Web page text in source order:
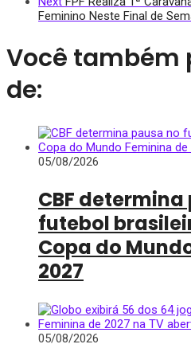
Feminino Neste Final de
Você também
de:
05/08/2026
CBF
futebol
Copa do
2027
05/08/2026